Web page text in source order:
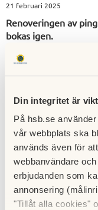
Din integritet är
På hsb.se
vår webbplats ska
används även för
webbanvändare
erbjudanden som
annonsering
"Tillåt alla cookies"
21 februari 2025
Renoveringen av
bokas igen.